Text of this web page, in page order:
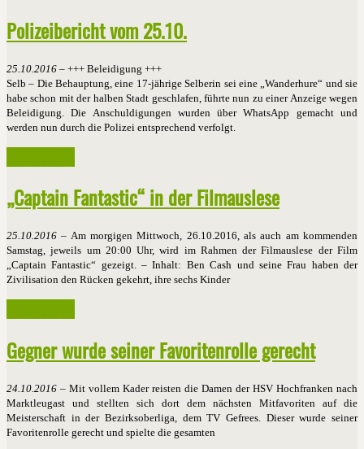
Polizeibericht vom 25.10.
25.10.2016 – +++ Beleidigung +++
Selb – Die Behauptung, eine 17-jährige Selberin sei eine „Wanderhure“ und sie
habe schon mit der halben Stadt geschlafen, führte nun zu einer Anzeige wegen
Beleidigung. Die Anschuldigungen wurden über WhatsApp gemacht und
werden nun durch die Polizei entsprechend verfolgt.
„Captain Fantastic“ in der Filmauslese
25.10.2016 – Am morgigen Mittwoch, 26.10.2016, als auch am kommenden
Samstag, jeweils um 20:00 Uhr, wird im Rahmen der Filmauslese der Film
„Captain Fantastic“ gezeigt. – Inhalt: Ben Cash und seine Frau haben der
Zivilisation den Rücken gekehrt, ihre sechs Kinder
Gegner wurde seiner Favoritenrolle gerecht
24.10.2016 – Mit vollem Kader reisten die Damen der HSV Hochfranken nach
Marktleugast und stellten sich dort dem nächsten Mitfavoriten auf die
Meisterschaft in der Bezirksoberliga, dem TV Gefrees. Dieser wurde seiner
Favoritenrolle gerecht und spielte die gesamten